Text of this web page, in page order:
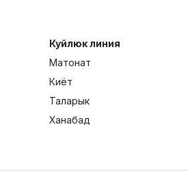
Куйлюк линия
Матонат
Киёт
Таларык
Ханабад